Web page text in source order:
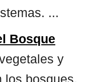
...
Bosque
y
los bosques,